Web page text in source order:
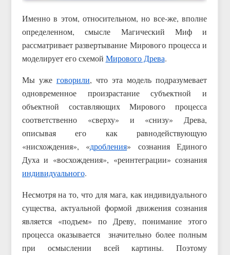
Именно в этом, относительном, но все-же, вполне
определенном, смысле Магический Миф и
рассматривает развертывание Мирового процесса и
моделирует его схемой Мирового Древа.
Мы уже говорили, что эта модель подразумевает
одновременное произрастание субъектной и
объектной составляющих Мирового процесса
соответственно «сверху» и «снизу» Древа,
описывая его как равнодействующую
«нисхождения», «дробления» сознания Единого
Духа и «восхождения», «реинтеграции» сознания
индивидуального.
Несмотря на то, что для мага, как индивидуального
существа, актуальной формой движения сознания
является «подъем» по Древу, понимание этого
процесса оказывается значительно более полным
при осмыслении всей картины. Поэтому